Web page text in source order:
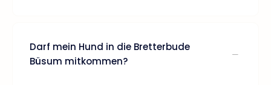
Darf mein Hund in die Bretterbude
Büsum mitkommen?